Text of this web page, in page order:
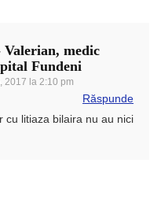
medic
Fundeni
2017 la 2:10 pm
Răspunde
cu litiaza bilaira nu au nici